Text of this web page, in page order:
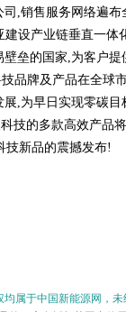
,销售服务网络遍布
设产业链垂直一
垒的国家,为客户提
品牌及产品在全球
,为早日实现零碳目
技的多款高效产品
技新品的震撼发布!
属于中国新能源网，未